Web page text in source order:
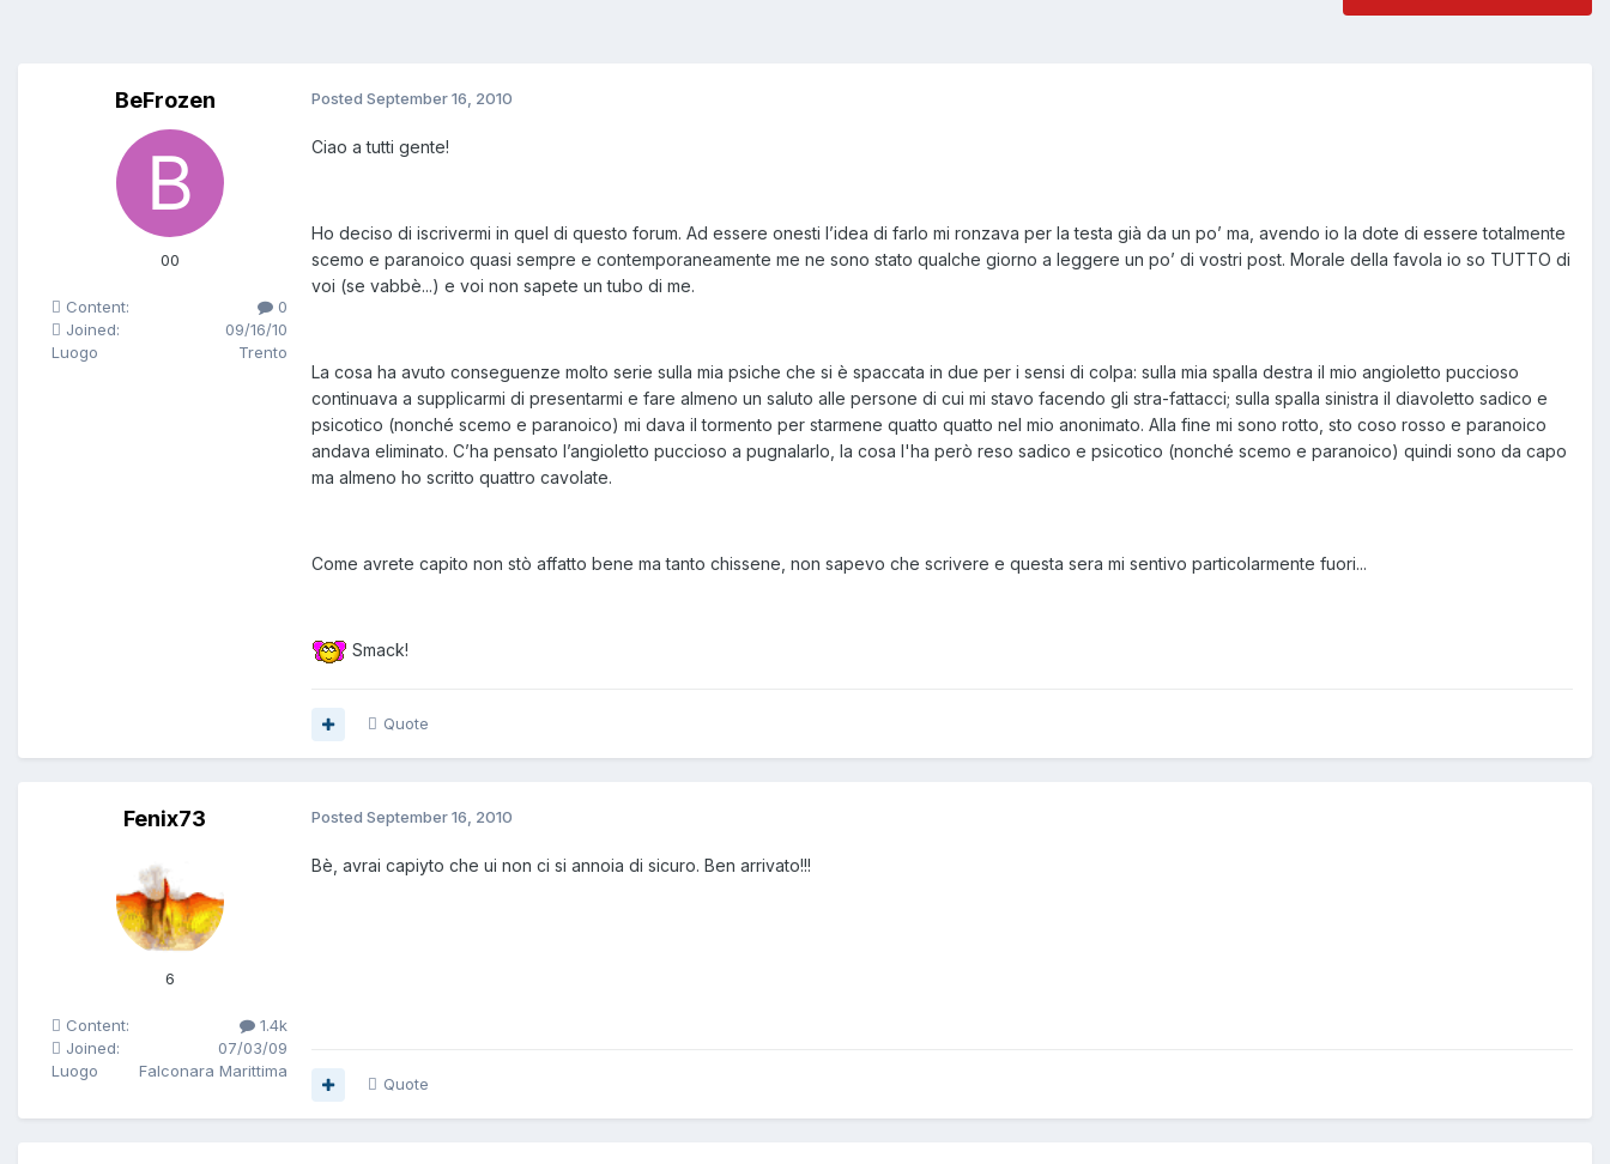
BeFrozen
00
Content:
0
Joined:
09/16/10
Luogo
Trento
Posted September 16, 2010
Ciao a tutti gente!
Ho deciso di iscrivermi in quel di questo forum. Ad essere onesti l’idea di farlo mi ronzava per la testa già da un po’ ma, avendo io la dote di essere totalmente
scemo e paranoico quasi sempre e contemporaneamente me ne sono stato qualche giorno a leggere un po’ di vostri post. Morale della favola io so TUTTO di
voi (se vabbè...) e voi non sapete un tubo di me.
La cosa ha avuto conseguenze molto serie sulla mia psiche che si è spaccata in due per i sensi di colpa: sulla mia spalla destra il mio angioletto puccioso
continuava a supplicarmi di presentarmi e fare almeno un saluto alle persone di cui mi stavo facendo gli stra-fattacci; sulla spalla sinistra il diavoletto sadico e
psicotico (nonché scemo e paranoico) mi dava il tormento per starmene quatto quatto nel mio anonimato. Alla fine mi sono rotto, sto coso rosso e paranoico
andava eliminato. C’ha pensato l’angioletto puccioso a pugnalarlo, la cosa l'ha però reso sadico e psicotico (nonché scemo e paranoico) quindi sono da capo
ma almeno ho scritto quattro cavolate.
Come avrete capito non stò affatto bene ma tanto chissene, non sapevo che scrivere e questa sera mi sentivo particolarmente fuori...
Smack!
Quote
Fenix73
6
Content:
1.4k
Joined:
07/03/09
Luogo
Falconara Marittima
Posted September 16, 2010
Bè, avrai capiyto che ui non ci si annoia di sicuro. Ben arrivato!!!
Quote